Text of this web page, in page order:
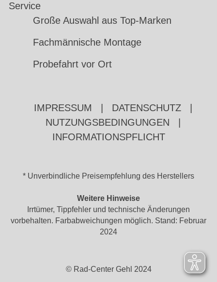
Service
Große Auswahl aus Top-Marken
Fachmännische Montage
Probefahrt vor Ort
IMPRESSUM DATENSCHUTZ
NUTZUNGSBEDINGUNGEN
INFORMATIONSPFLICHT
* Unverbindliche Preisempfehlung des Herstellers
Weitere Hinweise
Irrtümer, Tippfehler und technische Änderungen
vorbehalten. Farbabweichungen möglich. Stand: Februar
2024
© Rad-Center Gehl 2024